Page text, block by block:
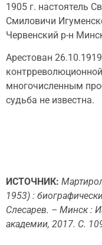
1905 г. настоятель
Смиловичи
Червенский р-н
Арестован
многочисленным
судьба не известна.
ИСТОЧНИК:
1953) :
Слесарев. – Минск :
академии, 2017. С.